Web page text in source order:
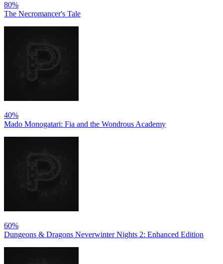
80%
The Necromancer's Tale
40%
Mado Monogatari: Fia and the Wondrous Academy
60%
Dungeons & Dragons Neverwinter Nights 2: Enhanced Edition